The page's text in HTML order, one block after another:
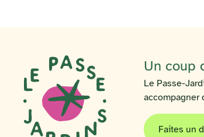
Un coup
Le Passe-
accompagner
Faites un